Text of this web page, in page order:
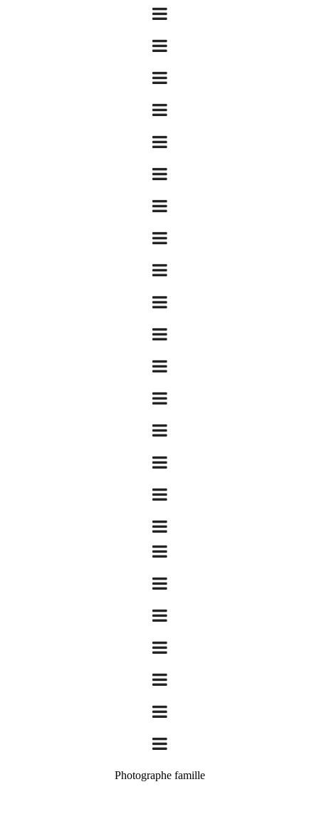
Photographe famille